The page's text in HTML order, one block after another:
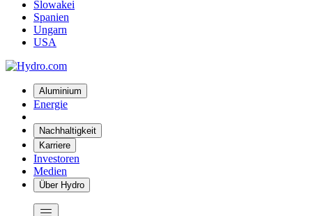
Slowakei
Spanien
Ungarn
USA
Aluminium
Energie
Nachhaltigkeit
Karriere
Investoren
Medien
Über Hydro